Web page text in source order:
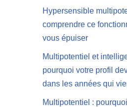
Hypersensible
comprendre ce
vous épuiser
Multipotentiel et
pourquoi votre profil
dans les années qui
Multipotentiel :